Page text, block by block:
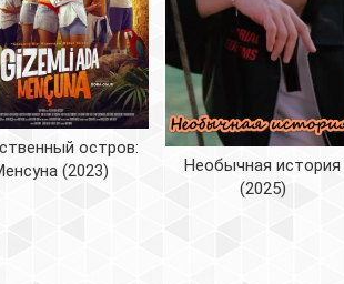
остров:
(2023)
Необычная история
(2025)